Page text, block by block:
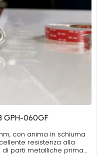
GPH-060GF
con anima in schiuma
resistenza alla
parti metalliche prima…